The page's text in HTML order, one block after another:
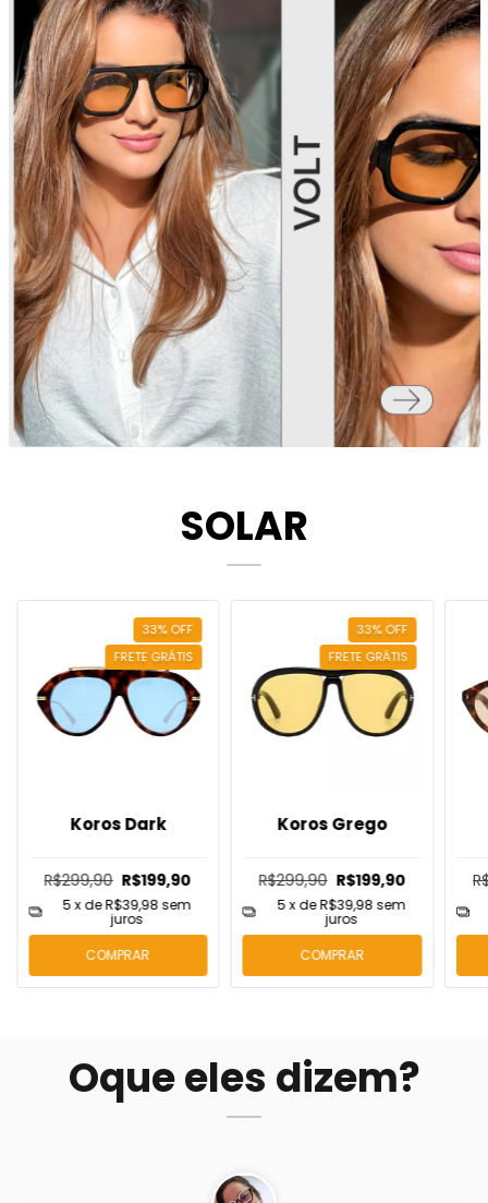
SOLAR
33%OFF
FRETE GRÁTIS
Koros Dark
R$299,90 R$199,90
5x deR$39,98 sem
juros
COMPRAR
33%OFF
FRETE GRÁTIS
Koros Grego
R$299,90 R$199,90
5x deR$39,98 sem
juros
COMPRAR
Oque eles dizem?